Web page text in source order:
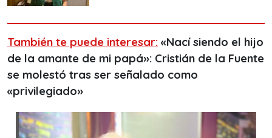
También te puede interesar: «Nací siendo el hijo
de la amante de mi papá»: Cristián de la Fuente
se molestó tras ser señalado como
«privilegiado»